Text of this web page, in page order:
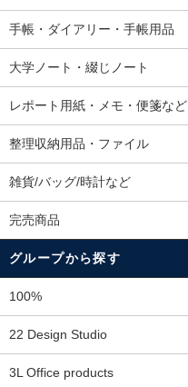
手帳・ダイアリー・手帳用品
大学ノート・綴じノート
レポート用紙・メモ・便箋など
整理収納用品・ファイル
雑貨/バッグ/時計など
完売商品
グループから探す
100%
22 Design Studio
3L Office products